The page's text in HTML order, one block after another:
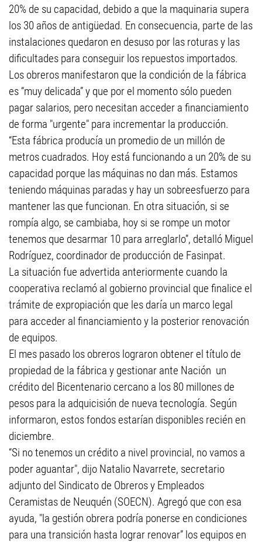
20% de su capacidad, debido a que la maquinaria supera
los 30 años de antigüedad. En consecuencia, parte de las
instalaciones quedaron en desuso por las roturas y las
dificultades para conseguir los repuestos importados.
Los obreros manifestaron que la condición de la fábrica
es “muy delicada” y que por el momento sólo pueden
pagar salarios, pero necesitan acceder a financiamiento
de forma "urgente" para incrementar la producción.
“Esta fábrica producía un promedio de un millón de
metros cuadrados. Hoy está funcionando a un 20% de su
capacidad porque las máquinas no dan más. Estamos
teniendo máquinas paradas y hay un sobreesfuerzo para
mantener las que funcionan. En otra situación, si se
rompía algo, se cambiaba, hoy si se rompe un motor
tenemos que desarmar 10 para arreglarlo”, detalló Miguel
Rodríguez, coordinador de producción de Fasinpat.
La situación fue advertida anteriormente cuando la
cooperativa reclamó al gobierno provincial que finalice el
trámite de expropiación que les daría un marco legal
para acceder al financiamiento y la posterior renovación
de equipos.
El mes pasado los obreros lograron obtener el título de
propiedad de la fábrica y gestionar ante Nación un
crédito del Bicentenario cercano a los 80 millones de
pesos para la adquicisión de nueva tecnología. Según
informaron, estos fondos estarían disponibles recién en
diciembre.
“Si no tenemos un crédito a nivel provincial, no vamos a
poder aguantar", dijo Natalio Navarrete, secretario
adjunto del Sindicato de Obreros y Empleados
Ceramistas de Neuquén (SOECN). Agregó que con esa
ayuda, "la gestión obrera podría ponerse en condiciones
para una transición hasta lograr renovar” los equipos en